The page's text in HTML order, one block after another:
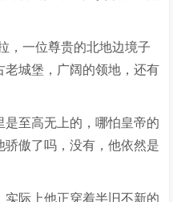
，一位尊贵的北地边境子
老城堡，广阔的领地，还有
至高无上的，哪怕皇帝的
傲了吗，没有，他依然是
际上他正穿着半旧不新的